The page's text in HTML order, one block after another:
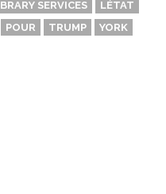
SERVICES
LÉTAT
POUR TRUMP YORK